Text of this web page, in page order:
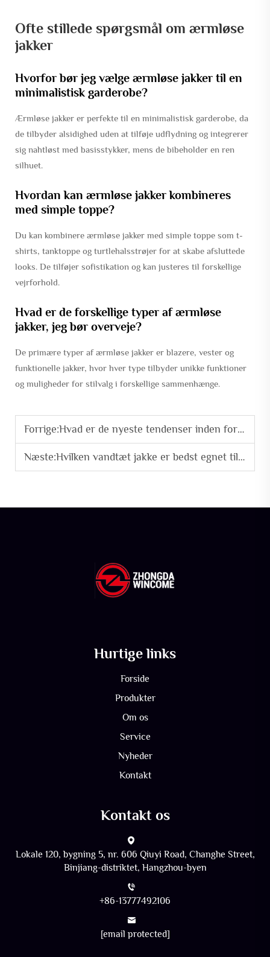
Ofte stillede spørgsmål om ærmløse
jakker
Hvorfor bør jeg vælge ærmløse jakker til en
minimalistisk garderobe?
Ærmløse jakker er perfekte til en minimalistisk garderobe, da
de tilbyder alsidighed uden at tilføje udflydning og integrerer
sig nahtløst med basisstykker, mens de bibeholder en ren
silhuet.
Hvordan kan ærmløse jakker kombineres
med simple toppe?
Du kan kombinere ærmløse jakker med simple toppe som t-
shirts, tanktoppe og turtlehalsstrøjer for at skabe afsluttede
looks. De tilføjer sofistikation og kan justeres til forskellige
vejrforhold.
Hvad er de forskellige typer af ærmløse
jakker, jeg bør overveje?
De primære typer af ærmløse jakker er blazere, vester og
funktionelle jakker, hvor hver type tilbyder unikke funktioner
og muligheder for stilvalg i forskellige sammenhænge.
Forrige:Hvad er de nyeste tendenser inden for design af pufferjakker?
Næste:Hvilken vandtæt jakke er bedst egnet til udendørsarbejdere?
Hurtige links
Forside
Produkter
Om os
Service
Nyheder
Kontakt
Kontakt os
Lokale 120, bygning 5, nr. 606 Qiuyi Road, Changhe Street,
Binjiang-distriktet, Hangzhou-byen
+86-13777492106
[email protected]